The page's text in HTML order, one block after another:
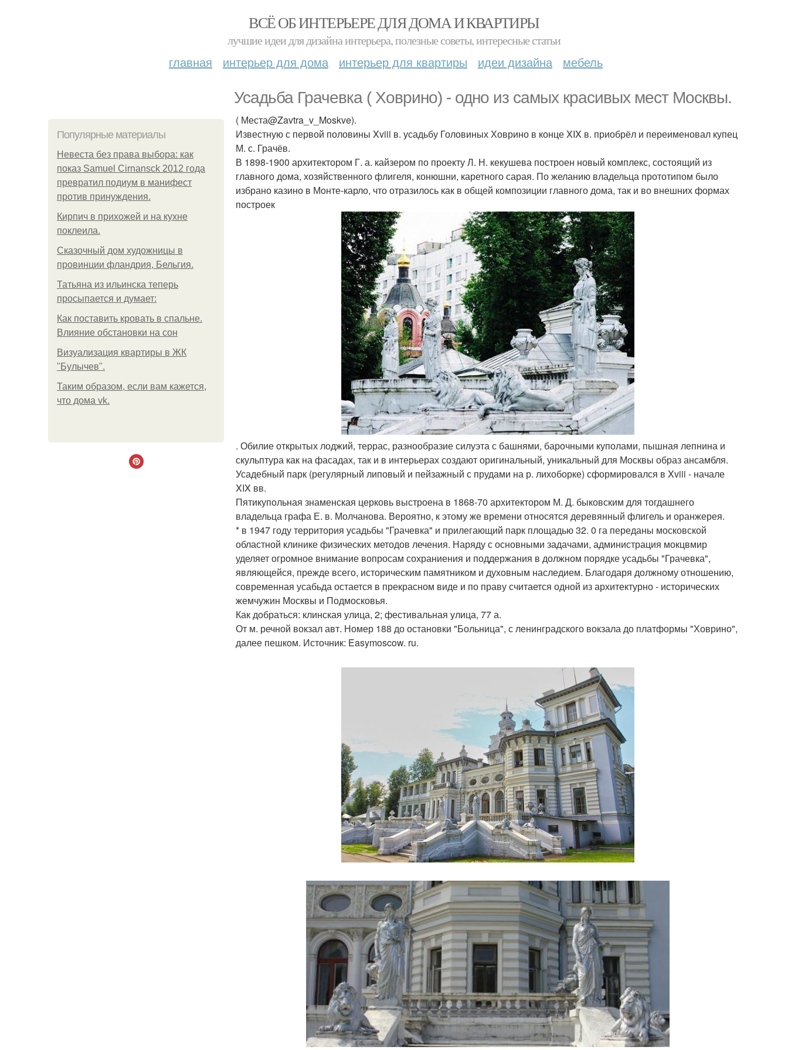
ВСЁ ОБ ИНТЕРЬЕРЕ ДЛЯ ДОМА И КВАРТИРЫ
лучшие идеи для дизайна интерьера, полезные советы, интересные статьи
главная интерьер для дома интерьер для квартиры идеи дизайна мебель
Усадьба Грачевка ( Ховрино) - одно из самых красивых мест Москвы.
Популярные материалы
Невеста без права выбора: как
показ Samuel Cirnansck 2012 года
превратил подиум в манифест
против принуждения.
Кирпич в прихожей и на кухне
поклеила.
Сказочный дом художницы в
провинции фландрия, Бельгия.
Татьяна из ильинска теперь
просыпается и думает:
Как поставить кровать в спальне.
Влияние обстановки на сон
Визуализация квартиры в ЖК
"Булычев".
Таким образом, если вам кажется,
что дома vk.
( Места@Zavtra_v_Moskve).
Известную с первой половины Xviii в. усадьбу Головиных Ховрино в конце XIX в. приобрёл и переименовал купец
М. с. Грачёв.
В 1898-1900 архитектором Г. а. кайзером по проекту Л. Н. кекушева построен новый комплекс, состоящий из
главного дома, хозяйственного флигеля, конюшни, каретного сарая. По желанию владельца прототипом было
избрано казино в Монте-карло, что отразилось как в общей композиции главного дома, так и во внешних формах
построек
. Обилие открытых лоджий, террас, разнообразие силуэта с башнями, барочными куполами, пышная лепнина и
скульптура как на фасадах, так и в интерьерах создают оригинальный, уникальный для Москвы образ ансамбля.
Усадебный парк (регулярный липовый и пейзажный с прудами на р. лихоборке) сформировался в Xviii - начале
XIX вв.
Пятикупольная знаменская церковь выстроена в 1868-70 архитектором М. Д. быковским для тогдашнего
владельца графа Е. в. Молчанова. Вероятно, к этому же времени относятся деревянный флигель и оранжерея.
* в 1947 году территория усадьбы "Грачевка" и прилегающий парк площадью 32. 0 га переданы московской
областной клинике физических методов лечения. Наряду с основными задачами, администрация мокцвмир
уделяет огромное внимание вопросам сохраниения и поддержания в должном порядке усадьбы "Грачевка",
являющейся, прежде всего, историческим памятником и духовным наследием. Благодаря должному отношению,
современная усабьда остается в прекрасном виде и по праву считается одной из архитектурно - исторических
жемчужин Москвы и Подмосковья.
Как добраться: клинская улица, 2; фестивальная улица, 77 а.
От м. речной вокзал авт. Номер 188 до остановки "Больница", с ленинградского вокзала до платформы "Ховрино",
далее пешком. Источник: Easymoscow. ru.